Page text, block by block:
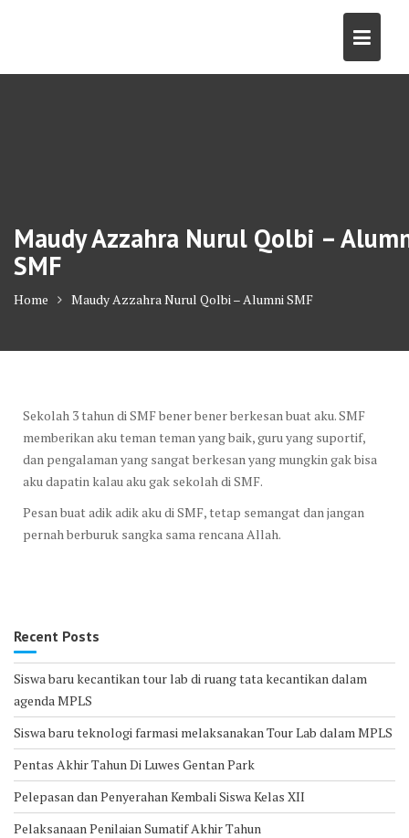
Maudy Azzahra Nurul Qolbi –
SMF
Home Maudy Azzahra Nurul Qolbi – Alumni SMF
Sekolah 3 tahun di SMF bener bener berkesan buat aku. SMF
memberikan aku teman teman yang baik, guru yang suportif,
dan pengalaman yang sangat berkesan yang mungkin gak bisa
aku dapatin kalau aku gak sekolah di SMF.
Pesan buat adik adik aku di SMF, tetap semangat dan jangan
pernah berburuk sangka sama rencana Allah.
Recent Posts
Siswa baru kecantikan tour lab di ruang tata kecantikan dalam
agenda MPLS
Siswa baru teknologi farmasi melaksanakan Tour Lab dalam MPLS
Pentas Akhir Tahun Di Luwes Gentan Park
Pelepasan dan Penyerahan Kembali Siswa Kelas XII
Pelaksanaan Penilaian Sumatif Akhir Tahun